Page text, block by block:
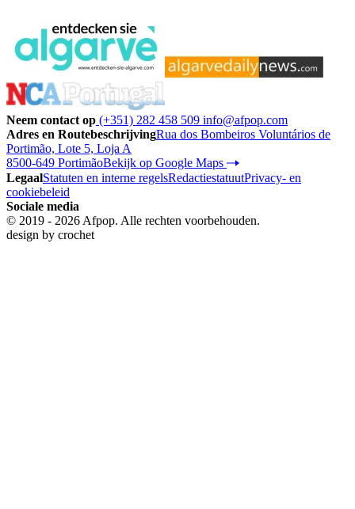
Neem contact op (+351) 282 458 509 info@afpop.com
Adres en RoutebeschrijvingRua dos Bombeiros Voluntários de
Portimão, Lote 5, Loja A
8500-649 PortimãoBekijk op Google Maps
LegaalStatuten en interne regelsRedactiestatuutPrivacy- en
cookiebeleid
Sociale media
© 2019 - 2026 Afpop. Alle rechten voorbehouden.
design by crochet